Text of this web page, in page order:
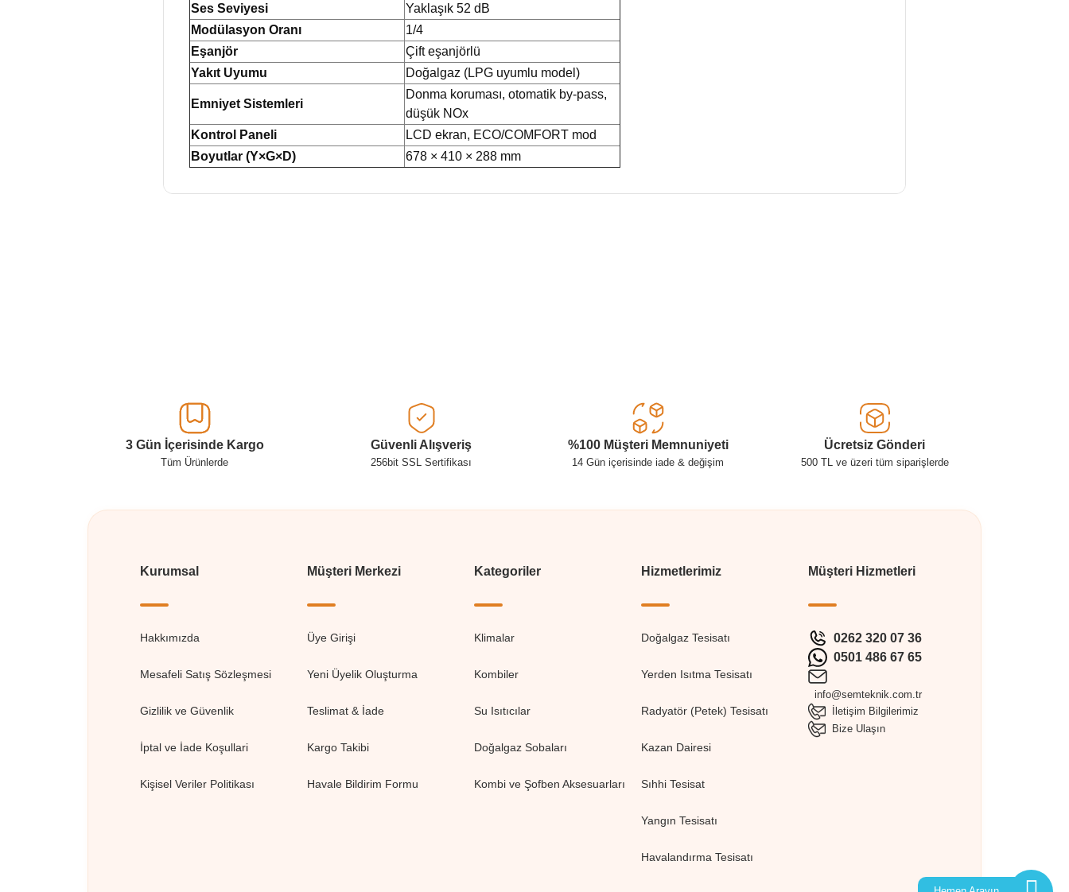
Ses Seviyesi
Yaklaşık 52 dB
Modülasyon Oranı
1/4
Eşanjör
Çift eşanjörlü
Yakıt Uyumu
Doğalgaz (LPG uyumlu model)
Emniyet Sistemleri
Donma koruması, otomatik by-pass,
düşük NOx
Kontrol Paneli
LCD ekran, ECO/COMFORT mod
Boyutlar (Y×G×D)
678 × 410 × 288 mm
3 Gün İçerisinde Kargo
Tüm Ürünlerde
Güvenli Alışveriş
256bit SSL Sertifikası
%100 Müşteri Memnuniyeti
14 Gün içerisinde iade & değişim
Ücretsiz Gönderi
500 TL ve üzeri tüm siparişlerde
Kurumsal
Hakkımızda
Mesafeli Satış Sözleşmesi
Gizlilik ve Güvenlik
İptal ve İade Koşullari
Kişisel Veriler Politikası
Müşteri Merkezi
Üye Girişi
Yeni Üyelik Oluşturma
Teslimat & İade
Kargo Takibi
Havale Bildirim Formu
Kategoriler
Klimalar
Kombiler
Su Isıtıcılar
Doğalgaz Sobaları
Kombi ve Şofben Aksesuarları
Hizmetlerimiz
Doğalgaz Tesisatı
Yerden Isıtma Tesisatı
Radyatör (Petek) Tesisatı
Kazan Dairesi
Sıhhi Tesisat
Yangın Tesisatı
Havalandırma Tesisatı
Müşteri Hizmetleri
0262 320 07 36
0501 486 67 65
info@semteknik.com.tr
İletişim Bilgilerimiz
Bize Ulaşın